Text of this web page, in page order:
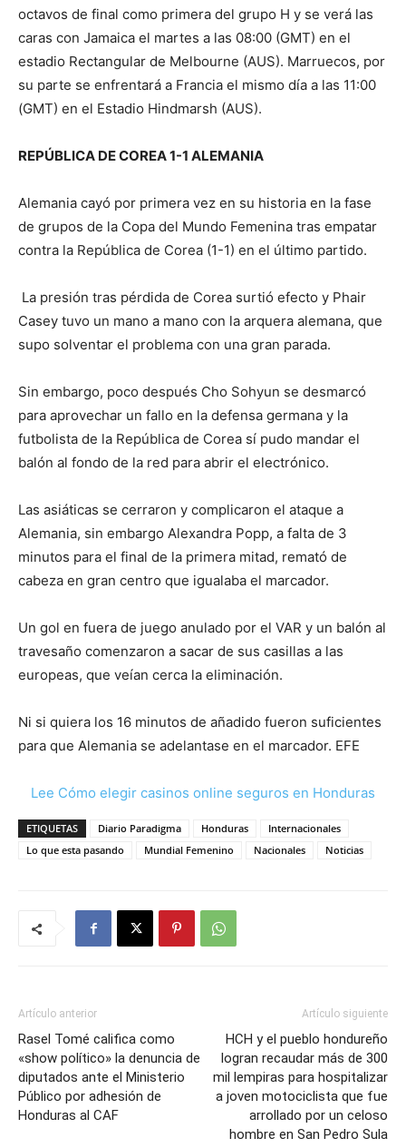
octavos de final como primera del grupo H y se verá las
caras con Jamaica el martes a las 08:00 (GMT) en el
estadio Rectangular de Melbourne (AUS). Marruecos, por
su parte se enfrentará a Francia el mismo día a las 11:00
(GMT) en el Estadio Hindmarsh (AUS).
REPÚBLICA DE COREA 1-1 ALEMANIA
Alemania cayó por primera vez en su historia en la fase
de grupos de la Copa del Mundo Femenina tras empatar
contra la República de Corea (1-1) en el último partido.
La presión tras pérdida de Corea surtió efecto y Phair
Casey tuvo un mano a mano con la arquera alemana, que
supo solventar el problema con una gran parada.
Sin embargo, poco después Cho Sohyun se desmarcó
para aprovechar un fallo en la defensa germana y la
futbolista de la República de Corea sí pudo mandar el
balón al fondo de la red para abrir el electrónico.
Las asiáticas se cerraron y complicaron el ataque a
Alemania, sin embargo Alexandra Popp, a falta de 3
minutos para el final de la primera mitad, remató de
cabeza en gran centro que igualaba el marcador.
Un gol en fuera de juego anulado por el VAR y un balón al
travesaño comenzaron a sacar de sus casillas a las
europeas, que veían cerca la eliminación.
Ni si quiera los 16 minutos de añadido fueron suficientes
para que Alemania se adelantase en el marcador. EFE
Lee Cómo elegir casinos online seguros en Honduras
ETIQUETAS Diario Paradigma Honduras
Internacionales
Lo que esta pasando
Mundial Femenino Nacionales Noticias
Artículo anterior
Rasel Tomé califica como
«show político» la denuncia de
diputados ante el Ministerio
Público por adhesión de
Honduras al CAF
Artículo siguiente
HCH y el pueblo hondureño
logran recaudar más de 300
mil lempiras para hospitalizar
a joven motociclista que fue
arrollado por un celoso
hombre en San Pedro Sula